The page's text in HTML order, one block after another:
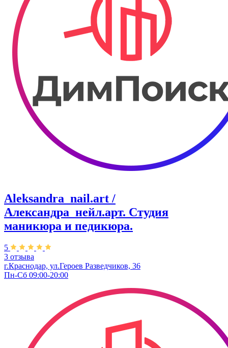
Aleksandra_nail.art /
Александра_нейл.арт. Студия
маникюра и педикюра.
5
3 отзыва
г.Краснодар, ул.Героев Разведчиков, 36
Пн-Сб 09:00-20:00